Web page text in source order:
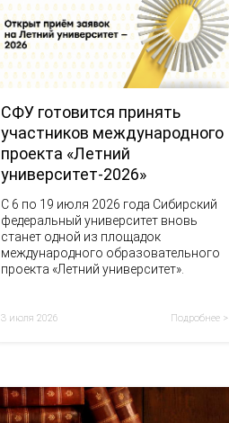
СФУ готовится принять
участников международного
проекта «Летний
университет-2026»
С 6 по 19 июля 2026 года Сибирский
федеральный университет вновь
станет одной из площадок
международного образовательного
проекта «Летний университет».
3 июля 2026 Подробнее >